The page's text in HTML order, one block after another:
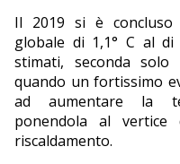
Il 2019 si è concluso
globale di 1,1° C al
stimati, seconda
quando un fortissimo
ad aumentare la
ponendola al vertice
riscaldamento.